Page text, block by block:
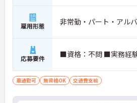
雇用形態 非常勤・パート・アル
応募要件 ■資格：不問 ■実務経
車通勤可 無資格OK 交通費支給